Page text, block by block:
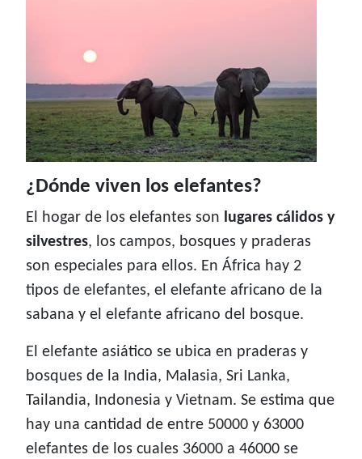
¿Dónde viven los elefantes?
El hogar de los elefantes son lugares cálidos y
silvestres, los campos, bosques y praderas
son especiales para ellos. En África hay 2
tipos de elefantes, el elefante africano de la
sabana y el elefante africano del bosque.
El elefante asiático se ubica en praderas y
bosques de la India, Malasia, Sri Lanka,
Tailandia, Indonesia y Vietnam. Se estima que
hay una cantidad de entre 50000 y 63000
elefantes de los cuales 36000 a 46000 se